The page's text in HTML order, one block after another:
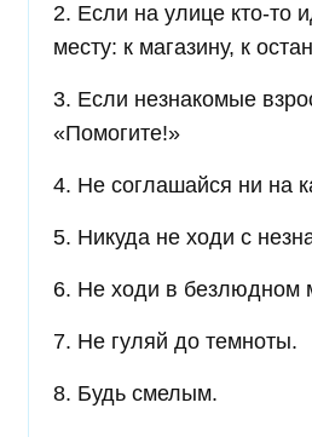
2. Если на улице кто-то
месту: к магазину, к
3. Если незнакомые
«Помогите!»
4. Не соглашайся ни на
5. Никуда не ходи с
6. Не ходи в безлюдном
7. Не гуляй до темноты.
8. Будь смелым.